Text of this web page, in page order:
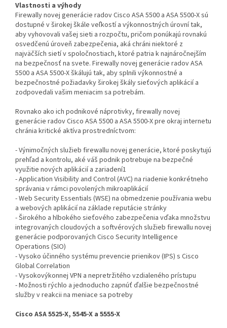
Vlastnosti a výhody
Firewally novej generácie radov Cisco ASA 5500 a ASA 5500-X sú
dostupné v širokej škále veľkostí a výkonnostných úrovní tak,
aby vyhovovali vašej sieti a rozpočtu, pričom ponúkajú rovnakú
osvedčenú úroveň zabezpečenia, aká chráni niektoré z
najväčších sietí v spoločnostiach, ktoré patria k najnáročnejším
na bezpečnosť na svete. Firewally novej generácie radov ASA
5500 a ASA 5500-X škálujú tak, aby splnili výkonnostné a
bezpečnostné požiadavky širokej škály sieťových aplikácií a
zodpovedali vašim meniacim sa potrebám.
Rovnako ako ich podnikové náprotivky, firewally novej
generácie radov Cisco ASA 5500 a ASA 5500-X pre okraj internetu
chránia kritické aktíva prostredníctvom:
- Výnimočných služieb firewallu novej generácie, ktoré poskytujú
prehľad a kontrolu, aké váš podnik potrebuje na bezpečné
využitie nových aplikácií a zariadení1
- Application Visibility and Control (AVC) na riadenie konkrétneho
správania v rámci povolených mikroaplikácií
- Web Security Essentials (WSE) na obmedzenie používania webu
a webových aplikácií na základe reputácie stránky
- Širokého a hlbokého sieťového zabezpečenia vďaka množstvu
integrovaných cloudových a softvérových služieb firewallu novej
generácie podporovaných Cisco Security Intelligence
Operations (SIO)
- Vysoko účinného systému prevencie prienikov (IPS) s Cisco
Global Correlation
- Vysokovýkonnej VPN a nepretržitého vzdialeného prístupu
- Možnosti rýchlo a jednoducho zapnúť ďalšie bezpečnostné
služby v reakcii na meniace sa potreby
Cisco ASA 5525-X, 5545-X a 5555-X